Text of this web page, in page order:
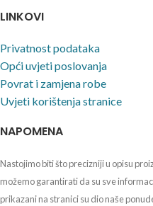
LINKOVI
Privatnost podataka
Opći uvjeti poslovanja
Povrat i zamjena robe
Uvjeti korištenja stranice
NAPOMENA
Nastojimo biti što precizniji u opisu
možemo garantirati da su sve
prikazani na stranici su dio naše